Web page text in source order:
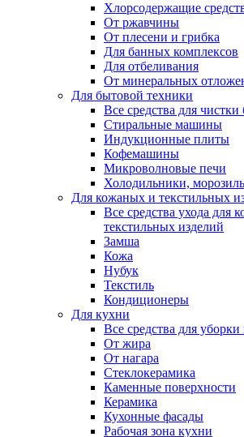
Хлорсодержащие
От ржавчины
От плесени и грибка
Для банных комплексов
Для отбеливания
От минеральных
Для бытовой техники
Все средства для
Стиральные машины
Индукционные плиты
Кофемашины
Микроволновые печи
Холодильники,
Для кожаных и текстильных
Все средства ухода для
текстильных изделий
Замша
Кожа
Нубук
Текстиль
Кондиционеры
Для кухни
Все средства для
От жира
От нагара
Стеклокерамика
Каменные поверхности
Керамика
Кухонные фасады
Рабочая зона кухни